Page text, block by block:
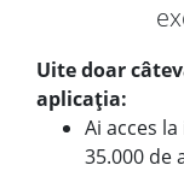
Uite doar
aplicația:
Ai acces
35.000 de